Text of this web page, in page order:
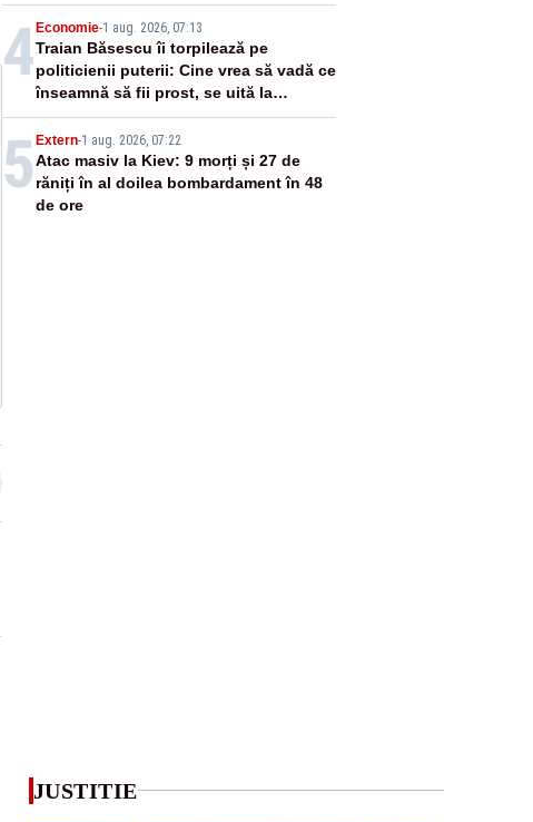
4Economie-1 aug. 2026, 07:13
Traian Băsescu îi torpilează pe
politicienii puterii: Cine vrea să vadă ce
înseamnă să fii prost, se uită la
România
5 Extern-1 aug. 2026, 07:22
Atac masiv la Kiev: 9 morți și 27 de
răniți în al doilea bombardament în 48
de ore
JUSTITIE